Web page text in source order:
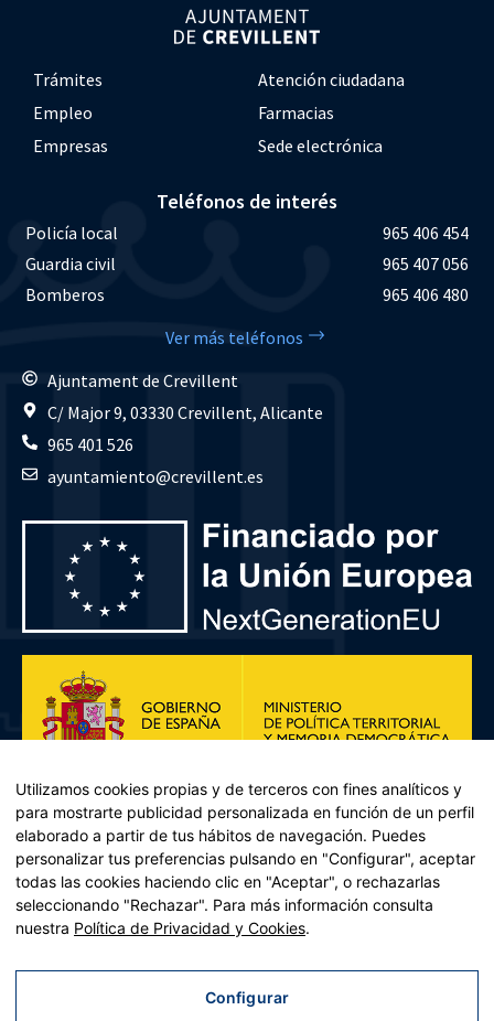
Trámites
Atención ciudadana
Empleo
Farmacias
Empresas
Sede electrónica
Teléfonos de interés
Policía local
965 406 454
Guardia civil
965 407 056
Bomberos
965 406 480
Ver más teléfonos
Ajuntament de Crevillent
C/ Major 9, 03330 Crevillent, Alicante
965 401 526
ayuntamiento@crevillent.es
Plan de Recuperación, Transformación y Resiliencia – Financiado por
Recuperación y resiliencia, establecido por el Reglamento (UE)
2021/241 del Parlamento Europeo y del Consejo, de 12 de febrero
Utilizamos cookies propias y de terceros con fines analíticos y
para mostrarte publicidad personalizada en función de un perfil
elaborado a partir de tus hábitos de navegación. Puedes
personalizar tus preferencias pulsando en "Configurar", aceptar
todas las cookies haciendo clic en "Aceptar", o rechazarlas
seleccionando "Rechazar". Para más información consulta
nuestra Política de Privacidad y Cookies.
Configurar